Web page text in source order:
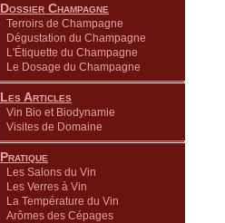
Dossier Champagne
Terroirs de Champagne
Dégustation du Champagne
L'Étiquette du Champagne
Le Dosage du Champagne
Les Articles
Vin Bio et Biodynamie
Visites de Domaine
Pratique
Les Salons du Vin
Les Verres à Vin
La Température du Vin
Arômes des Cépages